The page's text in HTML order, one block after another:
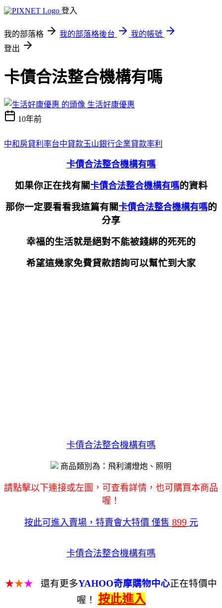
登入
我的部落格 我的部落格後台
我的帳號
登出
卡債合法整合機構有嗎
生活好康優惠
10年前
中和房貸利率台中貸款玉山銀行企業貸款率利
卡債合法整合機構有嗎
如果你正在找有關 卡債合法整合機構有嗎的資料
那你一定要看看我這篇有關 卡債合法整合機構有嗎的
分享
幸福的生活就是絕對不能被錢綁的死死的
希望這幾家免費貸款諮詢可以幫忙到大家
卡債合法整合機構有嗎
商品類別為：飛利浦燈炮、照明
請點擊以下連接或左圖，可查看詳情，也可購買本商品
喔！
按此可進入賣場，特賣會大特價 僅售 899元
卡債合法整合機構有嗎
★★★ 還有更多YAHOO奇摩購物中心正在特價中
喔！
按此進入